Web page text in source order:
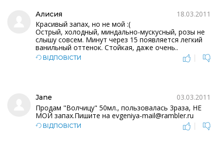
Алисия
18.03.2011
Красивый запах, но не мой :(
Острый, холодный, миндально-мускусный, розы не
слышу совсем. Минут через 15 появляется легкий
ванильный оттенок. Стойкая, даже очень..
ВІДПОВІСТИ |
Jane
03.03.2011
Продам "Волчицу" 50мл., пользовалась 3раза, НЕ
МОЙ запах.Пишите на evgeniya-mail@rambler.ru
ВІДПОВІСТИ |